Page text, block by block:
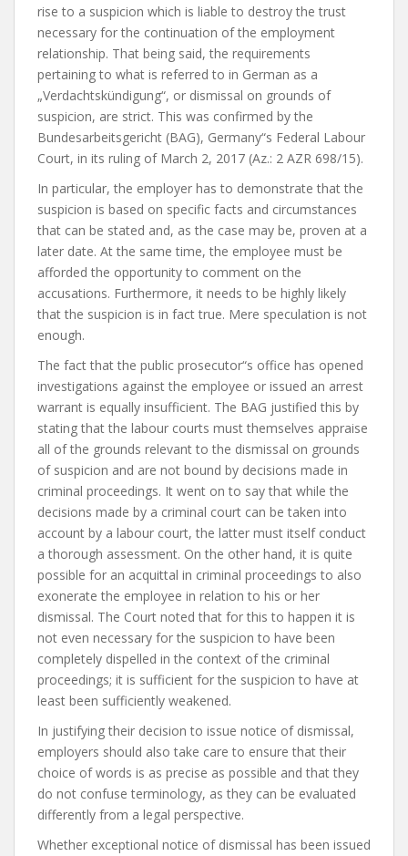
rise to a suspicion which is liable to destroy the trust
necessary for the continuation of the employment
relationship. That being said, the requirements
pertaining to what is referred to in German as a
„Verdachtskündigung“, or dismissal on grounds of
suspicion, are strict. This was confirmed by the
Bundesarbeitsgericht (BAG), Germany“s Federal Labour
Court, in its ruling of March 2, 2017 (Az.: 2 AZR 698/15).
In particular, the employer has to demonstrate that the
suspicion is based on specific facts and circumstances
that can be stated and, as the case may be, proven at a
later date. At the same time, the employee must be
afforded the opportunity to comment on the
accusations. Furthermore, it needs to be highly likely
that the suspicion is in fact true. Mere speculation is not
enough.
The fact that the public prosecutor“s office has opened
investigations against the employee or issued an arrest
warrant is equally insufficient. The BAG justified this by
stating that the labour courts must themselves appraise
all of the grounds relevant to the dismissal on grounds
of suspicion and are not bound by decisions made in
criminal proceedings. It went on to say that while the
decisions made by a criminal court can be taken into
account by a labour court, the latter must itself conduct
a thorough assessment. On the other hand, it is quite
possible for an acquittal in criminal proceedings to also
exonerate the employee in relation to his or her
dismissal. The Court noted that for this to happen it is
not even necessary for the suspicion to have been
completely dispelled in the context of the criminal
proceedings; it is sufficient for the suspicion to have at
least been sufficiently weakened.
In justifying their decision to issue notice of dismissal,
employers should also take care to ensure that their
choice of words is as precise as possible and that they
do not confuse terminology, as they can be evaluated
differently from a legal perspective.
Whether exceptional notice of dismissal has been issued